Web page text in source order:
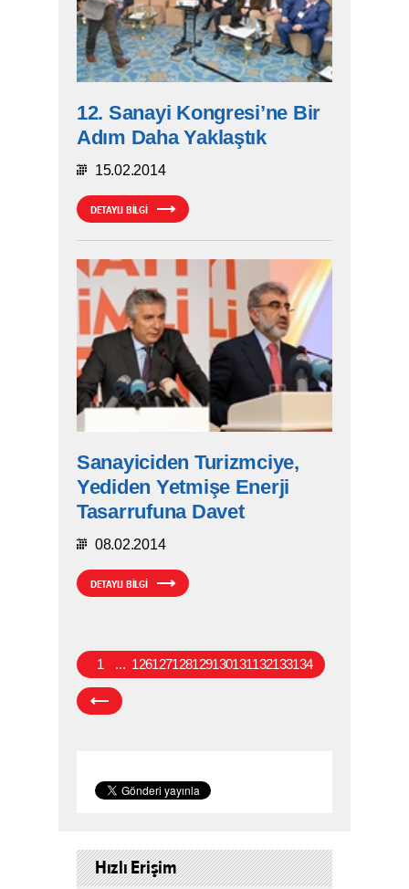
12. Sanayi Kongresi’ne Bir
Adım Daha Yaklaştık
15.02.2014
DETAYLI BİLGİ
Sanayiciden Turizmciye,
Yediden Yetmişe Enerji
Tasarrufuna Davet
08.02.2014
DETAYLI BİLGİ
1 ... 126127128129130131132133134
Hızlı Erişim